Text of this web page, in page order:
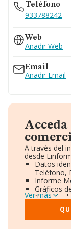
Teléfono
933788242
Web
Añadir Web
Email
Añadir Email
A través del
desde
Datos
Teléfono,
Informe
Gráficos
Consejo
Ver más